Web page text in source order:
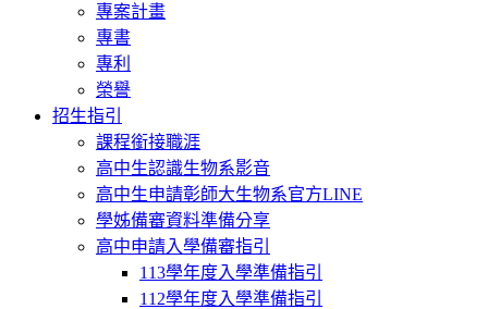
專案計畫
專書
專利
榮譽
招生指引
課程銜接職涯
高中生認識生物系影音
高中生申請彰師大生物系官方LINE
學姊備審資料準備分享
高中申請入學備審指引
113學年度入學準備指引
112學年度入學準備指引